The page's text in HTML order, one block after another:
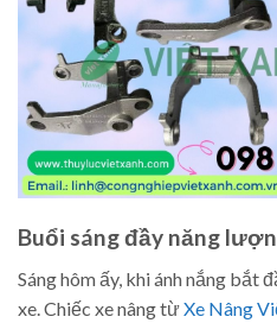
Buổi sáng đầy năng
Sáng hôm ấy, khi ánh nắng bắt
xe. Chiếc xe nâng từXe Nâng